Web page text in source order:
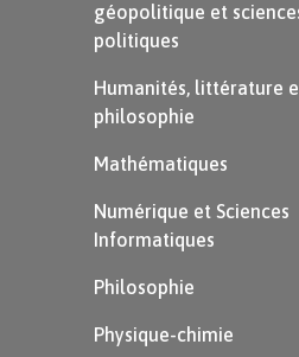
La société
par la magistrature, est
romains. Mais tous les
géopolitique et
politiques
Humanités, littérature
philosophie
Mathématiques
Numérique et Sciences
Informatiques
Philosophie
Physique-chimie